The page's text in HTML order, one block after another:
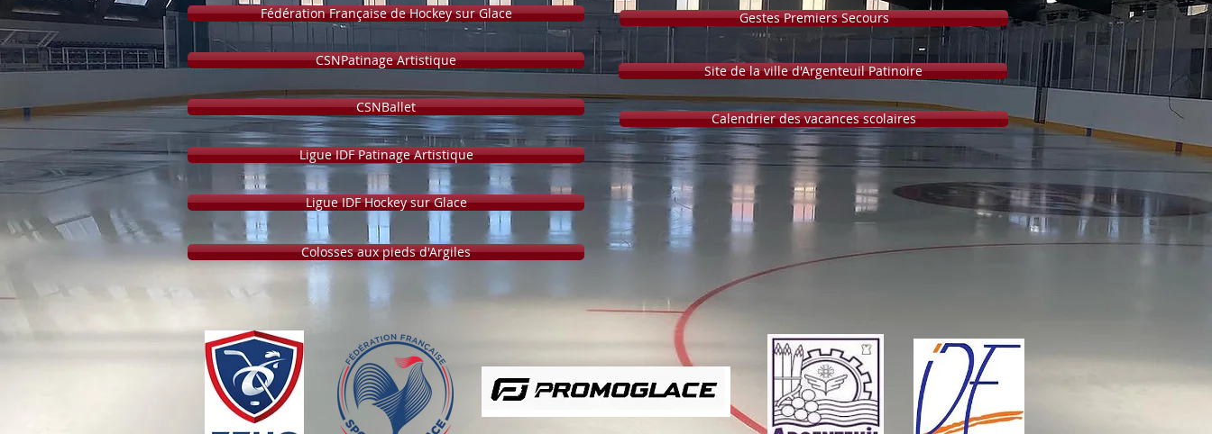
Fédération Française de Hockey sur Glace
CSNPatinage Artistique
CSNBallet
Gestes Premiers Secours
Site de la ville d'Argenteuil Patinoire
Calendrier des vacances scolaires
Ligue IDF Patinage Artistique
Ligue IDF Hockey sur Glace
Colosses aux pieds d'Argiles